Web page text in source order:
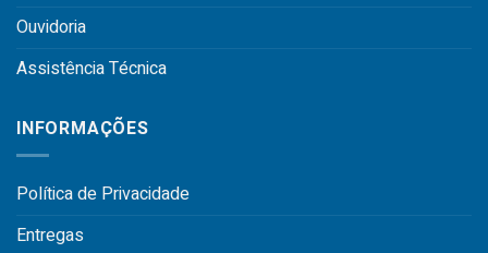
Ouvidoria
Assistência Técnica
INFORMAÇÕES
Política de Privacidade
Entregas